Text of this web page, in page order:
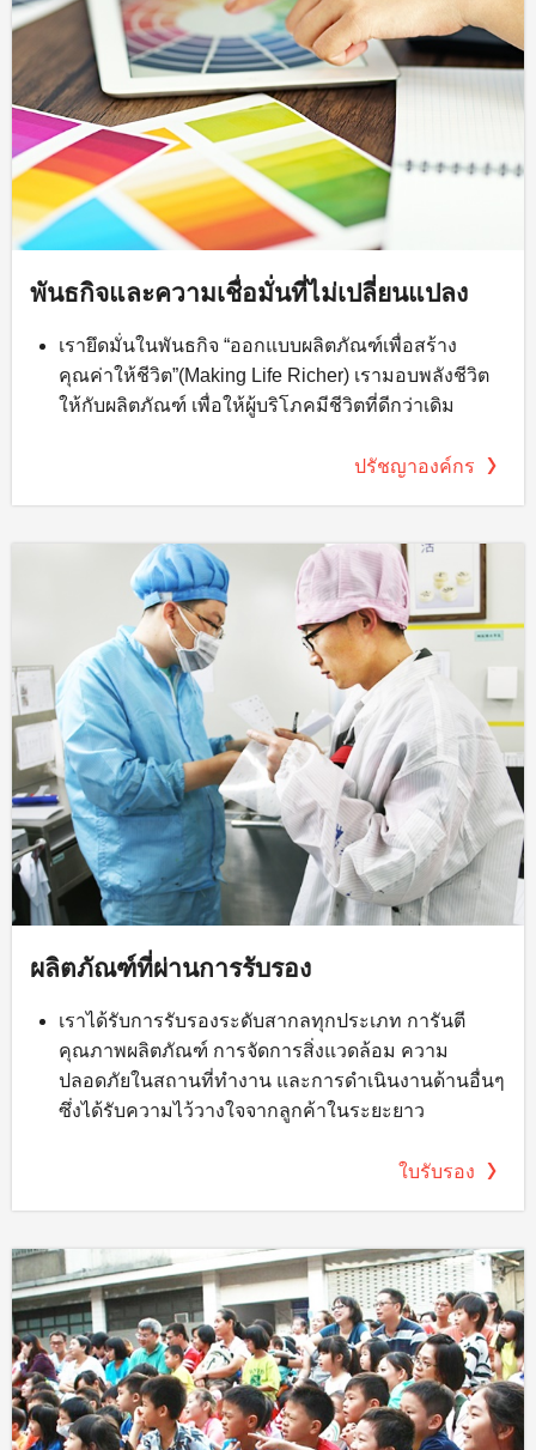
พันธกิจและความเชื่อมั่นที่ไม่เปลี่ยนแปลง
เรายึดมั่นในพันธกิจ “ออกแบบผลิตภัณฑ์เพื่อสร้าง
คุณค่าให้ชีวิต”(Making Life Richer) เรามอบพลังชีวิต
ให้กับผลิตภัณฑ์ เพื่อให้ผู้บริโภคมีชีวิตที่ดีกว่าเดิม
ปรัชญาองค์กร
ผลิตภัณฑ์ที่ผ่านการรับรอง
เราได้รับการรับรองระดับสากลทุกประเภท การันตี
คุณภาพผลิตภัณฑ์ การจัดการสิ่งแวดล้อม ความ
ปลอดภัยในสถานที่ทำงาน และการดำเนินงานด้านอื่นๆ
ซึ่งได้รับความไว้วางใจจากลูกค้าในระยะยาว
ใบรับรอง